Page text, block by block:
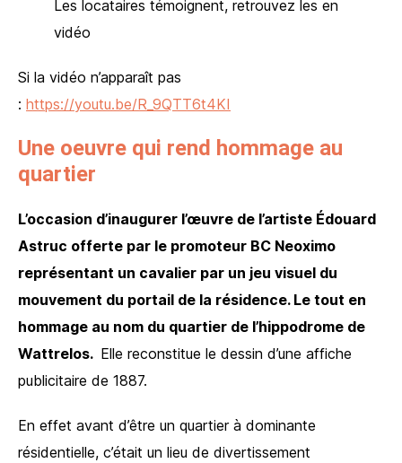
Les locataires témoignent, retrouvez les en
vidéo
Si la vidéo n’apparaît pas
: https://youtu.be/R_9QTT6t4KI
Une oeuvre qui rend hommage au
quartier
L’occasion d’inaugurer l’œuvre de l’artiste Édouard
Astruc offerte par le promoteur BC Neoximo
représentant un cavalier par un jeu visuel du
mouvement du portail de la résidence. Le tout en
hommage au nom du quartier de l’hippodrome de
Wattrelos. Elle reconstitue le dessin d’une affiche
publicitaire de 1887.
En effet avant d’être un quartier à dominante
résidentielle, c’était un lieu de divertissement